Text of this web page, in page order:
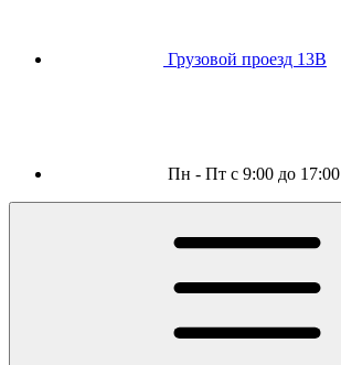
Грузовой проезд 13В
Пн - Пт с 9:00 до 17:00